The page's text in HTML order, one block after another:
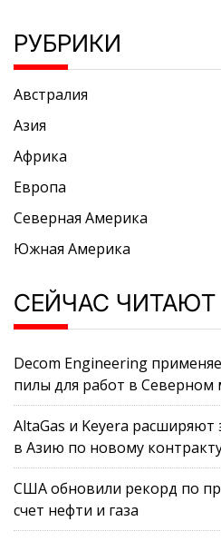
РУБРИКИ
Австралия
Азия
Африка
Европа
Северная Америка
Южная Америка
СЕЙЧАС ЧИТАЮТ
Decom Engineering
пилы для работ в
AltaGas и Keyera расширяют
в Азию по новому
США обновили рекорд по
счет нефти и газа